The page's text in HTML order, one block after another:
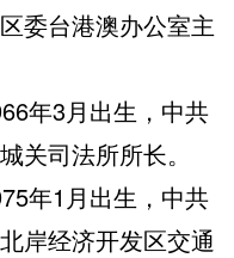
委台港澳办公室主
年3月出生，中共
关司法所所长。
年1月出生，中共
岸经济开发区交通